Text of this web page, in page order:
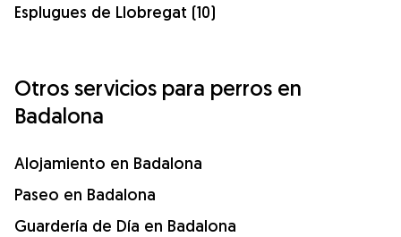
Esplugues de Llobregat (10)
Otros servicios para perros en
Badalona
Alojamiento en Badalona
Paseo en Badalona
Guardería de Día en Badalona